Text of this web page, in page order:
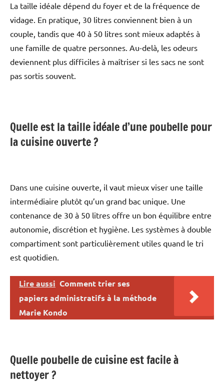
La taille idéale dépend du foyer et de la fréquence de
vidage. En pratique, 30 litres conviennent bien à un
couple, tandis que 40 à 50 litres sont mieux adaptés à
une famille de quatre personnes. Au-delà, les odeurs
deviennent plus difficiles à maîtriser si les sacs ne sont
pas sortis souvent.
Quelle est la taille idéale d’une poubelle pour
la cuisine ouverte ?
Dans une cuisine ouverte, il vaut mieux viser une taille
intermédiaire plutôt qu’un grand bac unique. Une
contenance de 30 à 50 litres offre un bon équilibre entre
autonomie, discrétion et hygiène. Les systèmes à double
compartiment sont particulièrement utiles quand le tri
est quotidien.
Lire aussi Comment trier ses
papiers administratifs à la méthode
Marie Kondo
Quelle poubelle de cuisine est facile à
nettoyer ?